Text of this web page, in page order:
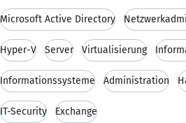
Microsoft Active Directory
Hyper-V Server Virtualisierung
Informationssysteme Administration
IT-Security Exchange